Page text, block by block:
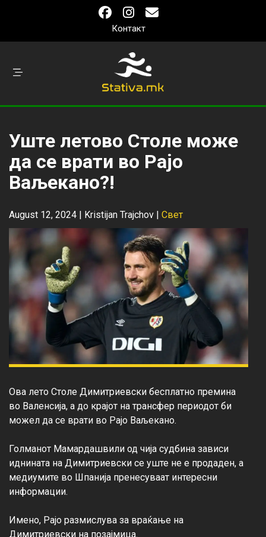
Контакт
Уште летово Столе може
да се врати во Рајо
Ваљекано?!
August 12, 2024 | Kristijan Trajchov | Свет
Ова лето Столе Димитриевски бесплатно премина
во Валенсија, а до крајот на трансфер периодот би
можел да се врати во Рајо Ваљекано.
Голманот Мамардашвили од чија судбина зависи
иднината на Димитриевски се уште не е продаден, а
медиумите во Шпанија пренесуваат интересни
информации.
Имено, Рајо размислува за враќање на
Димитриевски на позајмица.